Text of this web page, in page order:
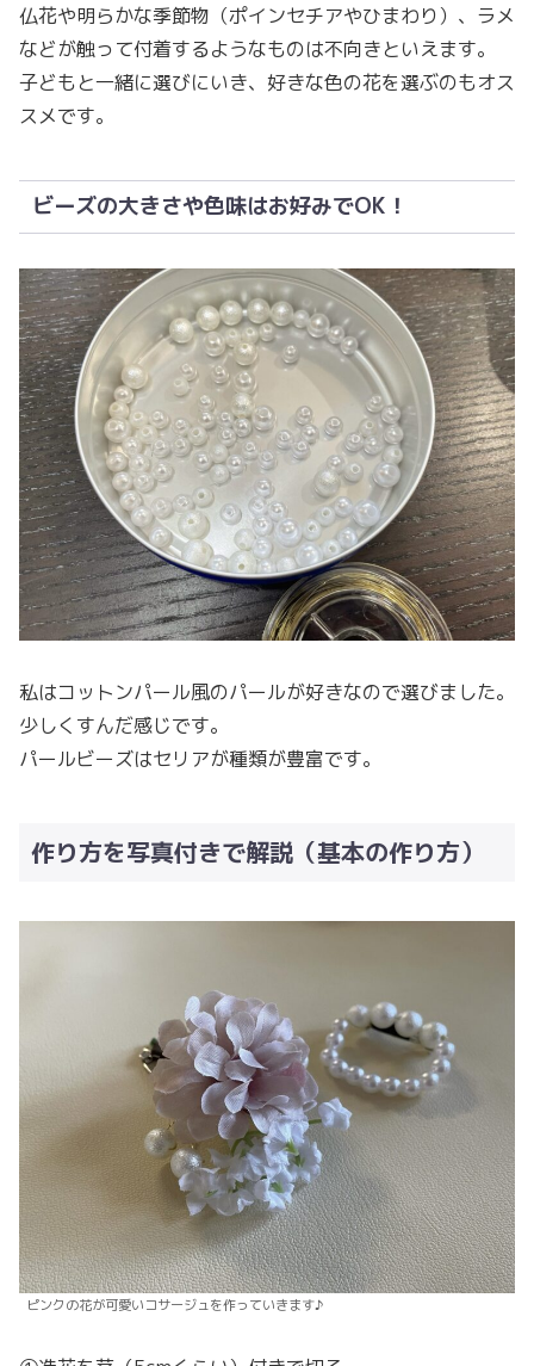
仏花や明らかな季節物（ポインセチアやひまわり）、ラメ
などが触って付着するようなものは不向きといえます。
子どもと一緒に選びにいき、好きな色の花を選ぶのもオス
スメです。
ビーズの大きさや色味はお好みでOK！
私はコットンパール風のパールが好きなので選びました。
少しくすんだ感じです。
パールビーズはセリアが種類が豊富です。
作り方を写真付きで解説（基本の作り方）
ピンクの花が可愛いコサージュを作っていきます♪